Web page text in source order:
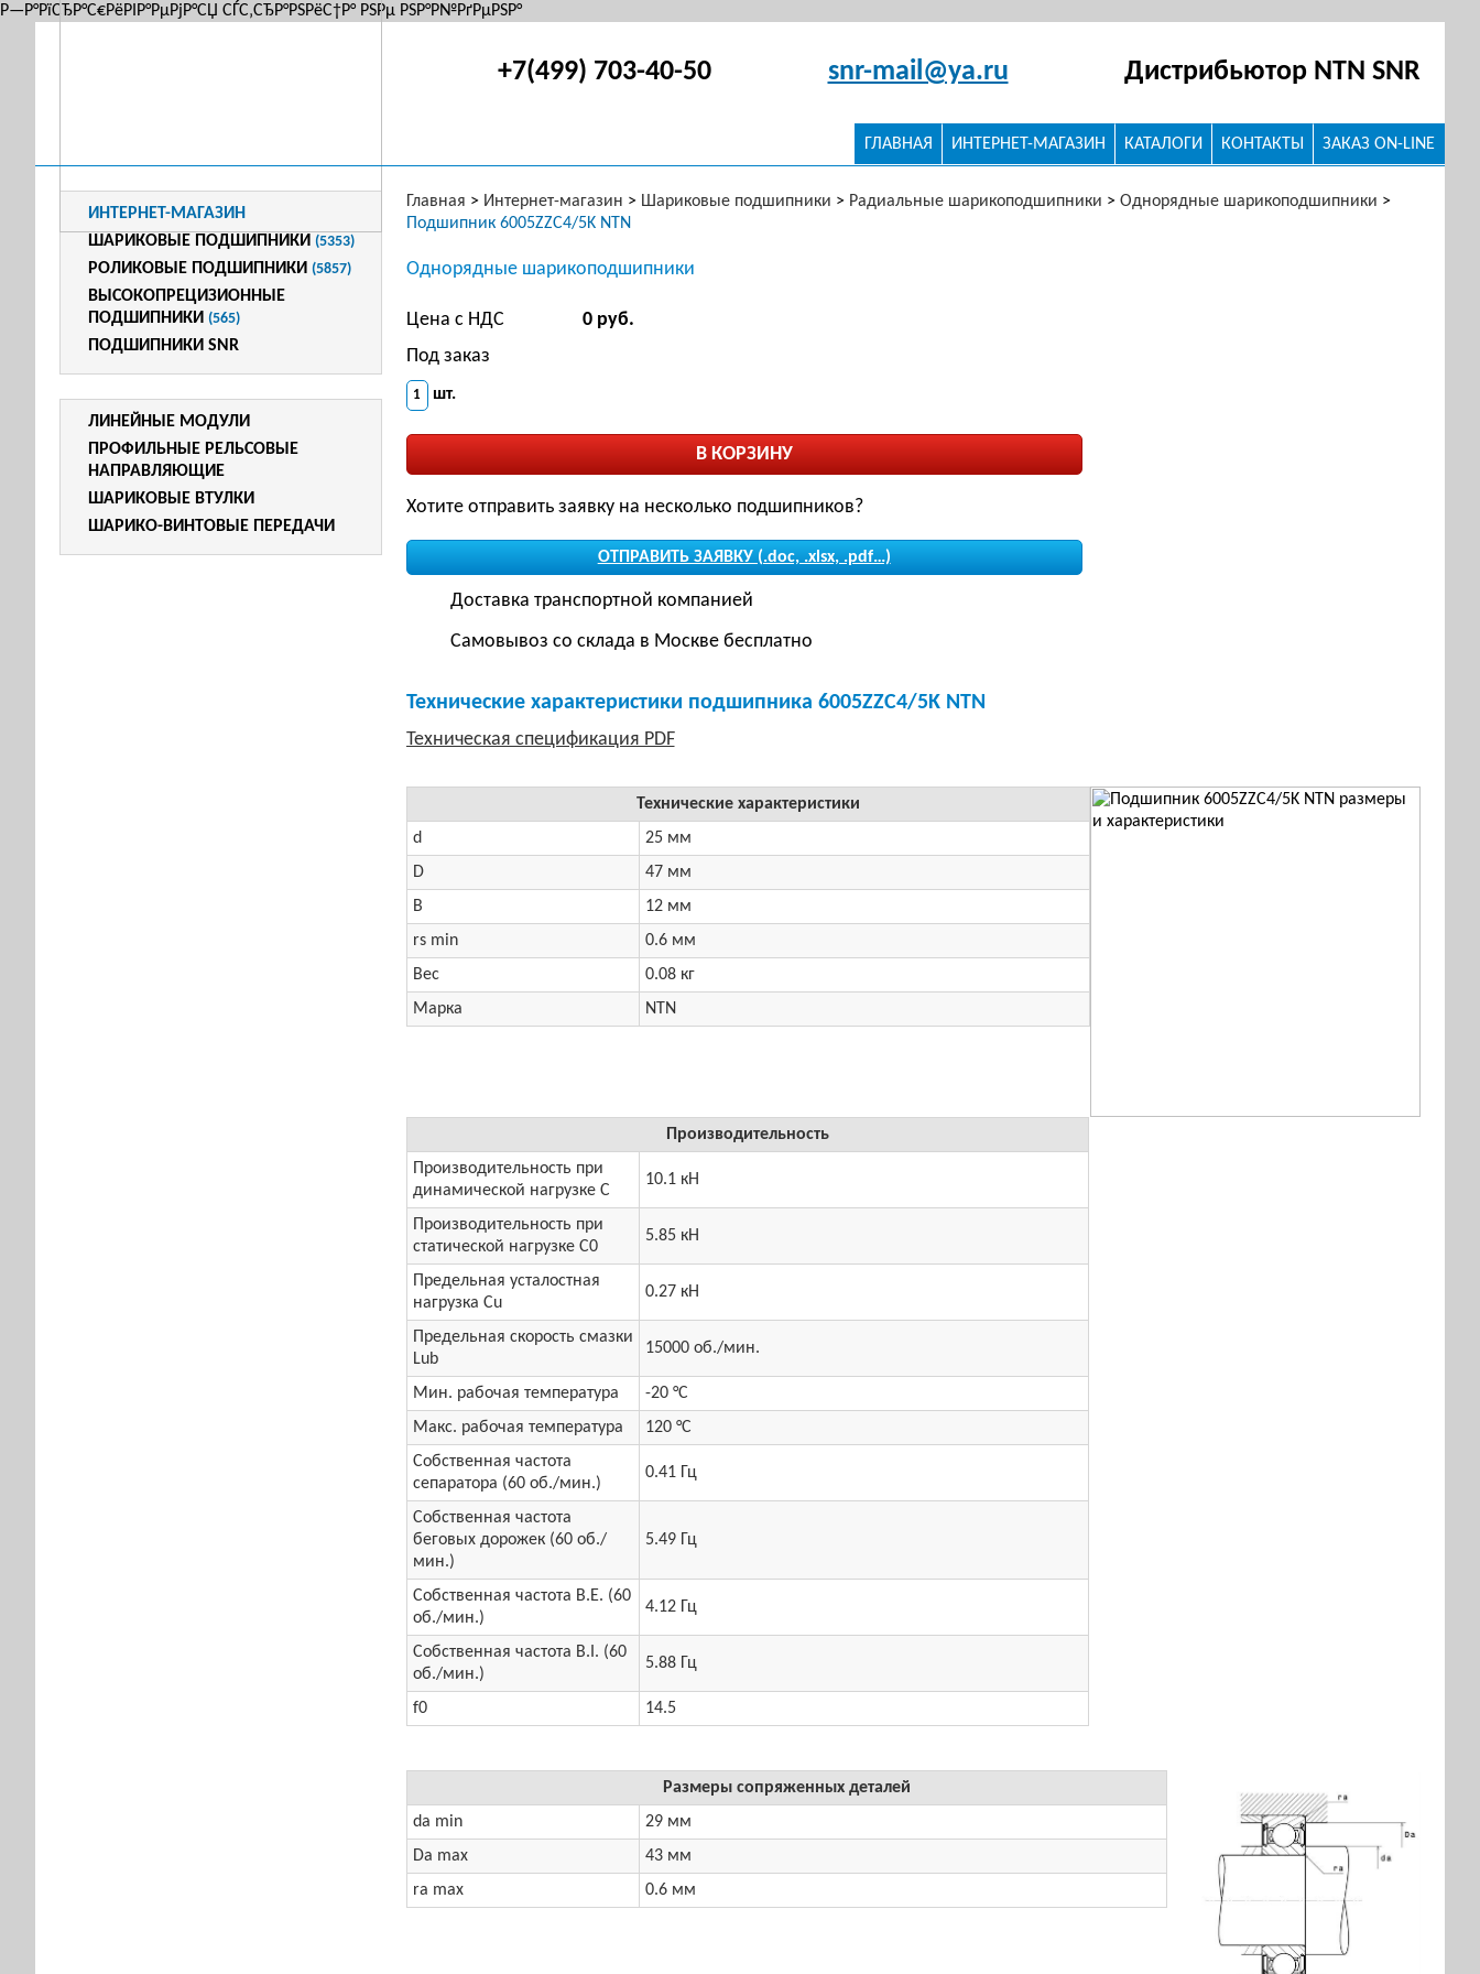
Р—Р°РїСЂР°С€РёРІР°РµРјР°СЏ СЃС‚СЂР°РЅРёС†Р° РЅРµ РЅР°Р№РґРµРЅР°
+7(499) 703-40-50 snr-mail@ya.ru Дистрибьютор NTN SNR
ГЛАВНАЯ ИНТЕРНЕТ-МАГАЗИН КАТАЛОГИ КОНТАКТЫ ЗАКАЗ ON-LINE
ИНТЕРНЕТ-МАГАЗИН
ШАРИКОВЫЕ ПОДШИПНИКИ (5353)
РОЛИКОВЫЕ ПОДШИПНИКИ (5857)
ВЫСОКОПРЕЦИЗИОННЫЕ
ПОДШИПНИКИ (565)
ПОДШИПНИКИ SNR
ЛИНЕЙНЫЕ МОДУЛИ
ПРОФИЛЬНЫЕ РЕЛЬСОВЫЕ
НАПРАВЛЯЮЩИЕ
ШАРИКОВЫЕ ВТУЛКИ
ШАРИКО-ВИНТОВЫЕ ПЕРЕДАЧИ
Главная > Интернет-магазин > Шариковые подшипники > Радиальные шарикоподшипники > Однорядные шарикоподшипники >
Подшипник 6005ZZC4/5K NTN
Однорядные шарикоподшипники
Цена с НДС
0 руб.
Под заказ
шт.
Хотите отправить заявку на несколько подшипников?
ОТПРАВИТЬ ЗАЯВКУ (.doc, .xlsx, .pdf…)
Доставка транспортной компанией
Самовывоз со склада в Москве бесплатно
Технические характеристики подшипника 6005ZZC4/5K NTN
Технические характеристики
d
25 мм
D
47 мм
B
12 мм
rs min
0.6 мм
Вес
0.08 кг
Марка
NTN
Производительность
Производительность при
динамической нагрузке C
10.1 кН
Производительность при
статической нагрузке C0
5.85 кН
Предельная усталостная
нагрузка Cu
0.27 кН
Предельная скорость смазки
Lub
15000 об./мин.
Мин. рабочая температура
-20 °C
Макс. рабочая температура
120 °C
Собственная частота
сепаратора (60 об./мин.)
0.41 Гц
Собственная частота
беговых дорожек (60 об./
мин.)
5.49 Гц
Собственная частота B.E. (60
об./мин.)
4.12 Гц
Собственная частота B.I. (60
об./мин.)
5.88 Гц
f0 14.5
Размеры сопряженных деталей
da min
29 мм
Da max
43 мм
ra max
0.6 мм